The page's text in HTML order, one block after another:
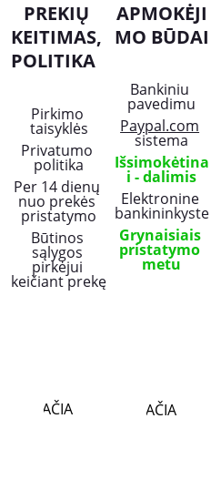
APMOKĖJI
MO BŪDAI
Bankiniu
pavedimu
Paypal.com
sistema
Išsimokėtina
i - dalimis
Elektronine
bankininkyste
Grynaisiais
pristatymo
metu
PLAČIAU..
PREKIŲ
KEITIMAS,
POLITIKA
Pirkimo
taisyklės
Privatumo
politika
Per 14 dienų
nuo prekės
pristatymo
Būtinos
sąlygos
pirkėjui
keičiant prekę
PLAČIAU..